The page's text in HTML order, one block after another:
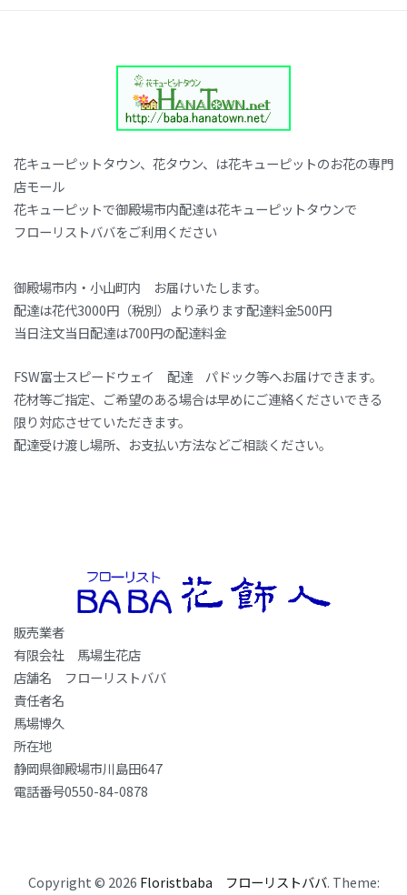
花キューピットタウン、花タウン、は花キューピットのお花の専門
店モール
花キューピットで御殿場市内配達は花キューピットタウンで
フローリストババをご利用ください
御殿場市内・小山町内 お届けいたします。
配達は花代3000円（税別）より承ります配達料金500円
当日注文当日配達は700円の配達料金
FSW富士スピードウェイ 配達 パドック等へお届けできます。
花材等ご指定、ご希望のある場合は早めにご連絡くださいできる
限り対応させていただきます。
配達受け渡し場所、お支払い方法などご相談ください。
販売業者
有限会社 馬場生花店
店舗名 フローリストババ
責任者名
馬場博久
所在地
静岡県御殿場市川島田647
電話番号0550-84-0878
Copyright © 2026 Floristbaba フローリストババ. Theme: